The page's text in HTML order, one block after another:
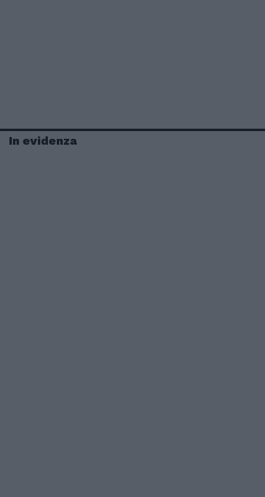
In evidenza